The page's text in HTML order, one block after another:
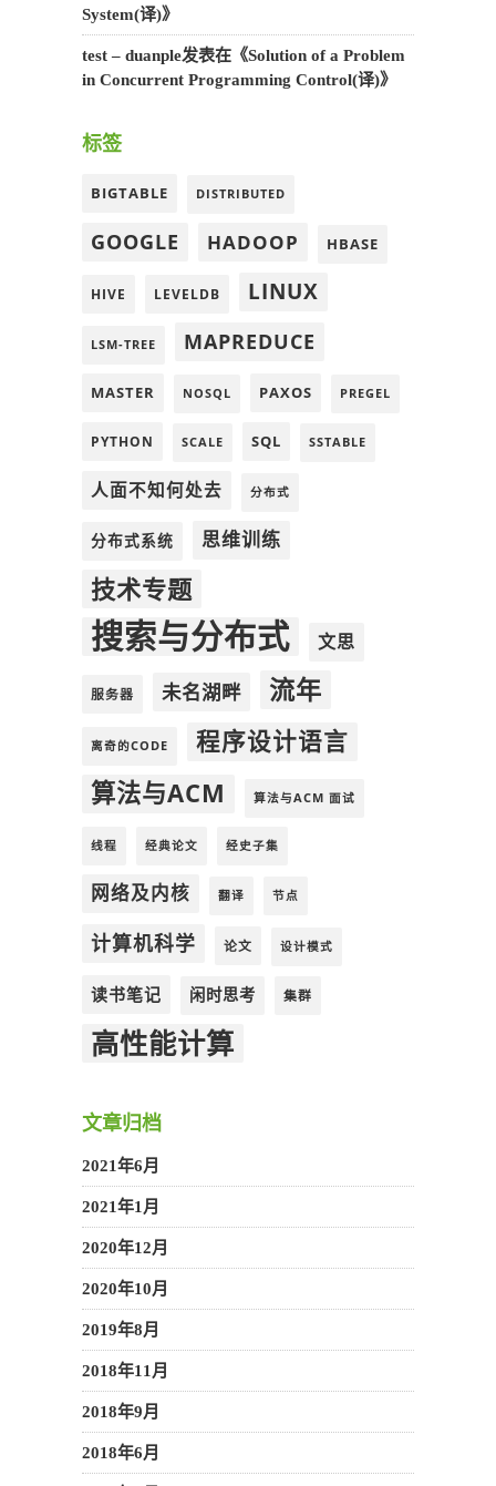
System(译)》
test – duanple发表在《Solution of a Problem
in Concurrent Programming Control(译)》
标签
BIGTABLE DISTRIBUTED
GOOGLE HADOOP HBASE
HIVE LEVELDB LINUX
LSM-TREE MAPREDUCE
MASTER NOSQL PAXOS PREGEL
PYTHON SCALE SQL SSTABLE
人面不知何处去 分布式
分布式系统 思维训练
技术专题
搜索与分布式 文思
服务器 未名湖畔 流年
离奇的CODE 程序设计语言
算法与ACM 算法与ACM 面试
线程 经典论文 经史子集
网络及内核 翻译 节点
计算机科学 论文 设计模式
读书笔记 闲时思考 集群
高性能计算
文章归档
2021年6月
2021年1月
2020年12月
2020年10月
2019年8月
2018年11月
2018年9月
2018年6月